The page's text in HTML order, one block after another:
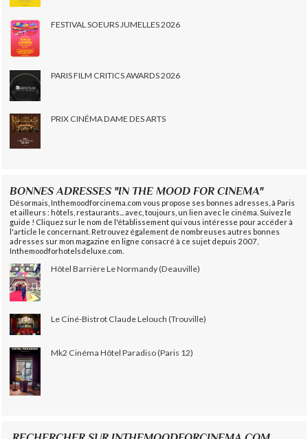
FESTIVAL SOEURS JUMELLES 2026
PARIS FILM CRITICS AWARDS 2026
PRIX CINÉMA DAME DES ARTS
BONNES ADRESSES "IN THE MOOD FOR CINEMA"
Désormais, Inthemoodforcinema.com vous propose ses bonnes adresses, à Paris
et ailleurs : hôtels, restaurants... avec, toujours, un lien avec le cinéma. Suivez le
guide ! Cliquez sur le nom de l'établissement qui vous intéresse pour accéder à
l'article le concernant. Retrouvez également de nombreuses autres bonnes
adresses sur mon magazine en ligne consacré à ce sujet depuis 2007,
Inthemoodforhotelsdeluxe.com.
Hôtel Barrière Le Normandy (Deauville)
Le Ciné-Bistrot Claude Lelouch (Trouville)
Mk2 Cinéma Hôtel Paradiso (Paris 12)